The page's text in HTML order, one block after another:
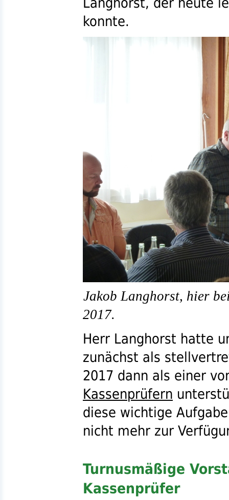
konnte.
Jakob Langhorst, hier
2017.
Herr Langhorst hatte
zunächst als
2017 dann als einer
Kassenprüfern
diese wichtige
nicht mehr zur
Turnusmäßige
Kassenprüfer